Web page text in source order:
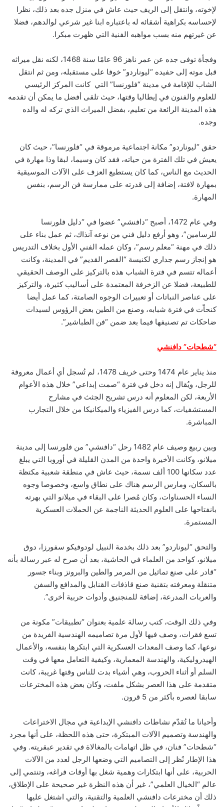
لإخوته، وانتقل إلى الريف حيث عاش في منزل جده بعد ذلك، نظرا
لإحساسه بكراهية أشقائه له باعتباره ابنا غير شرعي لوالدهم، فضلا
عن غيرتهم منه بسب مواهبه الفنية التي ظهرت مبكرا.
وفجأة توفى جده عن عمر ناهز 96 عامًا سنة 1468، لكنه نقل ميراثه
قبل موته إلى حفيده “ليوناردو” خوفا على مستقبله، ومن ثم انتقل
الشاب للإقامة في مدينة “فلورنسا” التي كانت المركز الرئيسي
للعلوم والفنون في إيطاليا وقتها، حيث تلقى أفضل ما يمكن أن تقدمه
هذه المدينة الرائعة من تعليم، بفضل الميراث الذي تركه له والده
وجده.
حقق “ليوناردو” مكانة اجتماعية مرموقة في “فلورنسا”، حيث كان
يعيش في تلك الفترة من حياته، فقد كان وسيما، لبقا وذا مهارة في
الحديث مع الناس، كما كان يستطيع العزف على الآلات الموسيقية
بمهارة لافتة، إضافة إلى قدرته على ممارسة فن الرسم، بنفس
المهارة.
وفي عام 1472، أصبح “دافنشي” عضوا في “دليل فلورنسا
للرسامين”، وهو أرفع دليل فني من نوعه آنذاك، ثم عمل بناء على
ذلك في مهنة “معلم رسم”، وكان عمله الفني الأول بخلاف التدريس
هو إنجاز رسم جداري لكنيسة “القصر القديم” في المدينة، وكانت
أعماله تتسم في فترة الشباب هذه بالتركيز على الوصف الحقيقي
للطبيعة، فضلا عن الزخرفة المعتمدة على أساليب كثيرة، والتركيز
على عناصر النباتات أو تعبيرات الوجوه الصامتة، كما عمل أيضا
كنحاّت في فترة شبابه، وصنع من الطين بعض الرؤوس لسيدات
ضاحكات تم تصنيفها فيما بعد ضمن “فن الطباشير”.
“شطحات” دافنشي
منذ يناير عام 1474 وحتى خريف 1478، لم تُسجل أي أعمال معروفة
للرجل، ويُقال إنه دخل في فترة “صمت إبداعي” خلال هذه الأعوام
الأربعة، لكن المعلوم أنه درس تشريح الجثث في مشارح
المستشفيات، كما درس الفيزياء والميكانيكا من خلال التجارب
المباشرة.
وبين ربيع وصيف عام 1482 رحل “دافنشي” من فلورنسا إلى مدينة
ميلانو، وكانت الأخيرة واحدة من المدن القليلة في أوروبا التي يبلغ
عدد سكانها 100 ألف نسمة، حيث عاش في منطقة شعبية مكتظة
بالسكان، ومارس الرسم هناك على نطاق واسع، وخصوصا وجوه
النساء الحسناوات، وكان مُصرا على البقاء في ميلانو التي بهرته
بانفتاحها على العلوم الحديثة الناجمة عن الحملات العسكرية
المستمرة.
والتحق “ليوناردو” بعد ذلك بخدمة النبيل لودوفيكو سفورزا، دوق
ميلانو، كواحد من العلماء في الحاشية، بعد أن صرح له عبر رسالة بأنه
“قادر على صنع تماثيل من المرمر والطين والبرونز وبناء جسور
متنقلة ومعرفته بتقنية صنع قاذفات القنابل والمدافع والسفن
والعربات المدرعة، إضافة للمنجنيق وأدوات حربية أخرى”.
وفي ذلك الوقت، كتب رسالة علمية بعنوان “تطبيقات” مكونة من
تسع فقرات، وصف فيها لأول مرة تصاميمه الهندسية الفريدة من
نوعها، كما وصف المعدات العسكرية التي ابتكرها بنفسه، والأعمال
الهيدروليكية، والهندسة المعمارية، وكيفية التعامل معها في وقت
السلم أو أثناء الحروب، وهي أشياء بدت للناس وقتها غريبة، كانت
متقدمة على هذا العصر بشكل ملفت، وكان بعض هذه المخترعات
سابقا لعصره بأكثر من 5 قرون.
وأحيانا ما تُقدّم نشاطات دافنشي الإبداعية في مجال الاختراعات
والهندسة وتصميم الآلات المبتكرة، حتى هذه اللحظة، على أنها مجرد
“شطحات” فنان، في ظل اتهامات بالمغالاة في تقدير عبقريته. وفي
هذا الإطار نُظر إلى التصاميم التي وضعها الرجل لعدد من الآلات
الحربية، على أنها ابتكارات وهمية شغل بها أوقات فراغه، وتنتمي إلى
عالم “الخيال العلمي”، غير أن هذه النظرة غير صحيحة على الإطلاق،
ذلك أن مخترعات دافنشي العلمية والتقنية، والتي اشتغل عليها